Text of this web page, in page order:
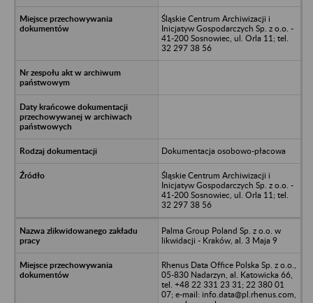
Śląskie Centrum Archiwizacji i
Inicjatyw Gospodarczych Sp. z o.o. -
41-200 Sosnowiec, ul. Orla 11; tel.
32 297 38 56
Dokumentacja osobowo-płacowa
Śląskie Centrum Archiwizacji i
Inicjatyw Gospodarczych Sp. z o.o. -
41-200 Sosnowiec, ul. Orla 11; tel.
32 297 38 56
Palma Group Poland Sp. z o.o. w
likwidacji - Kraków, al. 3 Maja 9
Rhenus Data Office Polska Sp. z o.o.,
05-830 Nadarzyn, al. Katowicka 66,
tel. +48 22 331 23 31; 22 380 01
07; e-mail: info.data@pl.rhenus.com,